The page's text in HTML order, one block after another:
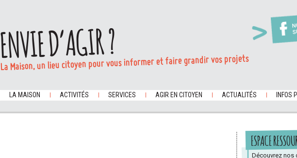
ENVIE D’AGIR ?
La Maison, un lieu citoyen pour vous informer et faire grandir vos projets
LA MAISON ACTIVITÉS SERVICES AGIR EN CITOYEN ACTUALITÉS INFOS
ESPACE
Découvrez nos